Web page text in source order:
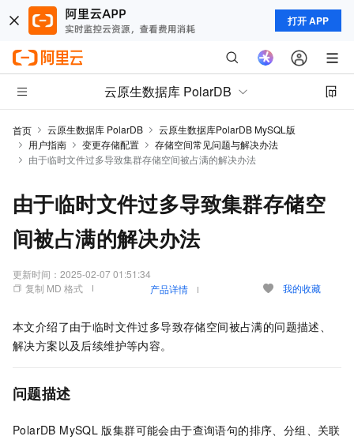
打开 APP
云原生数据库 PolarDB
首页 云原生数据库 PolarDB
云原生数据库PolarDB MySQL版
用户指南
变更存储配置
存储空间常见问题与解决办法
由于临时文件过多导致集群存储空间被占满的解决办法
由于临时文件过多导致集群存储空
间被占满的解决办法
更新时间： 2025-02-07 01:51:34
复制 MD 格式
产品详情 我的收藏
本文介绍了由于临时文件过多导致存储空间被占满的问题描述、
解决方案以及后续维护等内容。
问题描述
PolarDB MySQL 版集群可能会由于查询语句的排序、分组、关联